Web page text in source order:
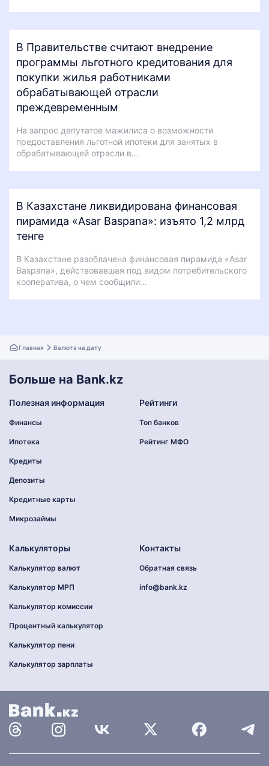
В Правительстве считают внедрение
программы льготного кредитования для
покупки жилья работниками
обрабатывающей отрасли
преждевременным
На запрос депутатов мажилиса о возможности
предоставления льготной ипотеки для занятых в
обрабатывающей отрасли в…
В Казахстане ликвидирована финансовая
пирамида «Asar Baspana»: изъято 1,2 млрд
тенге
В Казахстане разоблачена финансовая пирамида «Asar
Baspana», действовавшая под видом потребительского
кооператива, о чем сообщили…
Главная Валюта на дату
Больше на Bank.kz
Полезная информация
Финансы
Ипотека
Кредиты
Депозиты
Кредитные карты
Микрозаймы
Рейтинги
Топ банков
Рейтинг МФО
Калькуляторы
Калькулятор валют
Калькулятор МРП
Калькулятор комиссии
Процентный калькулятор
Калькулятор пени
Калькулятор зарплаты
Контакты
Обратная связь
info@bank.kz